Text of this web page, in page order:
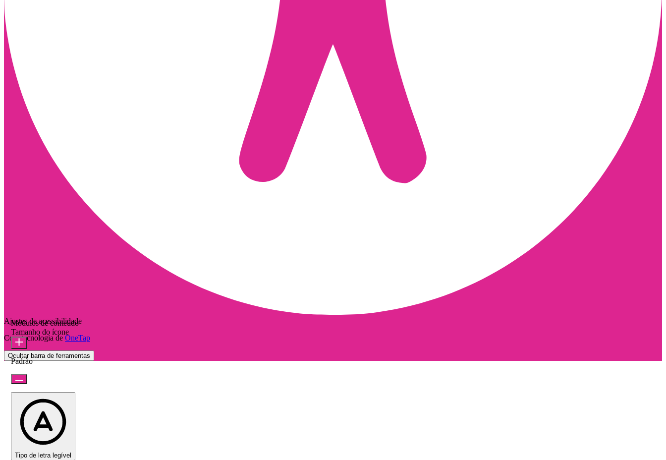
Ajustes de acessibilidade
Com tecnologia de OneTap
Ocultar barra de ferramentas
Módulos de conteúdo
Tamanho do ícone
Padrão
Tipo de letra legível